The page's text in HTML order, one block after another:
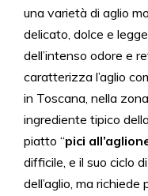
una varietà di aglio
delicato, dolce e
dell’intenso odore e
caratterizza l’aglio
in Toscana, nella
ingrediente tipico
piatto “pici
difficile, e il suo ciclo
dell’aglio, ma